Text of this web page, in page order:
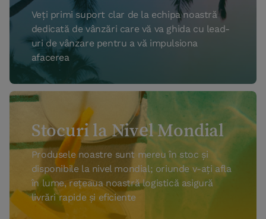
Veți primi suport clar de la echipa noastră
dedicată de vânzări care vă va ghida cu lead-
uri de vânzare pentru a vă impulsiona
afacerea
Stocuri la Nivel Mondial
Produsele noastre sunt mereu în stoc și
disponibile la nivel mondial; oriunde v-ați afla
în lume, rețeaua noastră logistică asigură
livrări rapide și eficiente